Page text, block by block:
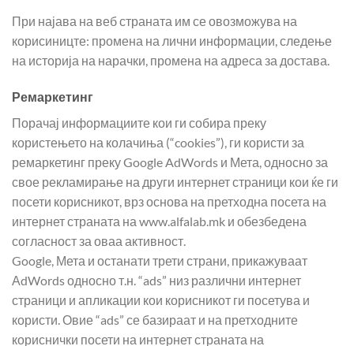
При најава на веб страната им се овозможува на
корисиницте: промена на лични информации, следење
на историја на нарачки, промена на адреса за достава.
Ремаркетинг
Порачај информациите кои ги собира преку
користењето на колачиња (“cookies”), ги користи за
ремаркетинг преку Google AdWords и Мета, односно за
свое рекламирање на други интернет страници кои ќе ги
посети корисникот, врз основа на претходна посета на
интернет страната на www.alfalab.mk и обезбедена
согласност за оваа активност.
Google, Мета и останати трети страни, прикажуваат
АdWords односно т.н. “ads” низ различни интернет
страници и апликации кои корисникот ги посетува и
користи. Овие “ads” се базираат и на претходните
кориснички посети на интернет страната на